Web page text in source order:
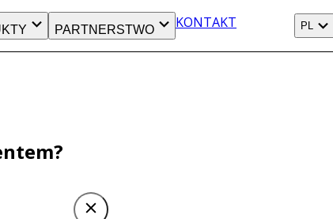
PARTNERSTWO KONTAKT PL